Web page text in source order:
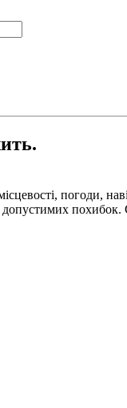
погоди,
допустимих